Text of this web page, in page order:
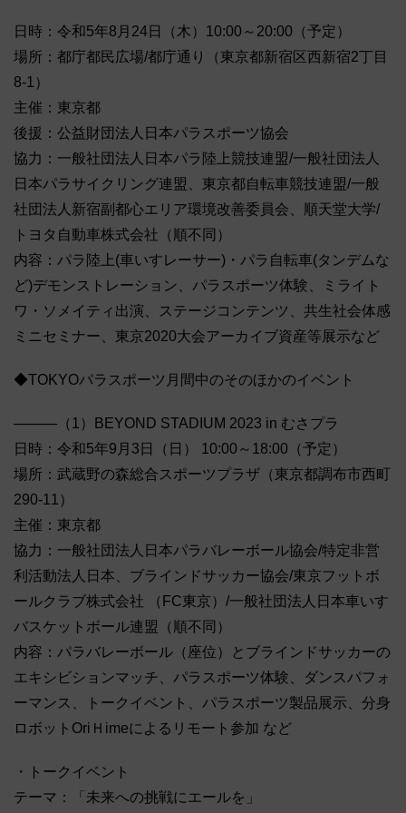
日時：令和5年8月24日（木）10:00～20:00（予定）
場所：都庁都民広場/都庁通り（東京都新宿区西新宿2丁目
8-1）
主催：東京都
後援：公益財団法人日本パラスポーツ協会
協力：一般社団法人日本パラ陸上競技連盟/一般社団法人
日本パラサイクリング連盟、東京都自転車競技連盟/一般
社団法人新宿副都心エリア環境改善委員会、順天堂大学/
トヨタ自動車株式会社（順不同）
内容：パラ陸上(車いすレーサー)・パラ自転車(タンデムな
ど)デモンストレーション、パラスポーツ体験、ミライト
ワ・ソメイティ出演、ステージコンテンツ、共生社会体感
ミニセミナー、東京2020大会アーカイブ資産等展示など
◆TOKYOパラスポーツ月間中のそのほかのイベント
―――（1）BEYOND STADIUM 2023 in むさプラ
日時：令和5年9月3日（日） 10:00～18:00（予定）
場所：武蔵野の森総合スポーツプラザ（東京都調布市西町
290-11）
主催：東京都
協力：一般社団法人日本パラバレーボール協会/特定非営
利活動法人日本、ブラインドサッカー協会/東京フットボ
ールクラブ株式会社 （FC東京）/一般社団法人日本車いす
バスケットボール連盟（順不同）
内容：パラバレーボール（座位）とブラインドサッカーの
エキシビションマッチ、パラスポーツ体験、ダンスパフォ
ーマンス、トークイベント、パラスポーツ製品展示、分身
ロボットOriＨimeによるリモート参加 など
・トークイベント
テーマ：「未来への挑戦にエールを」